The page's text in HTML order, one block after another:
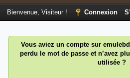
Bienvenue, Visiteur ! Connexion
Vous aviez un compte sur
perdu le mot de passe et n’avez
utilisée ?